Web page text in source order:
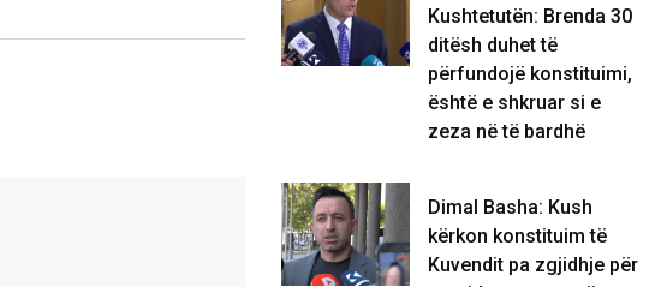
Kushtetutën: Brenda 30
ditësh duhet të
përfundojë konstituimi,
është e shkruar si e
zeza në të bardhë
Dimal Basha: Kush
kërkon konstituim të
Kuvendit pa zgjidhje për